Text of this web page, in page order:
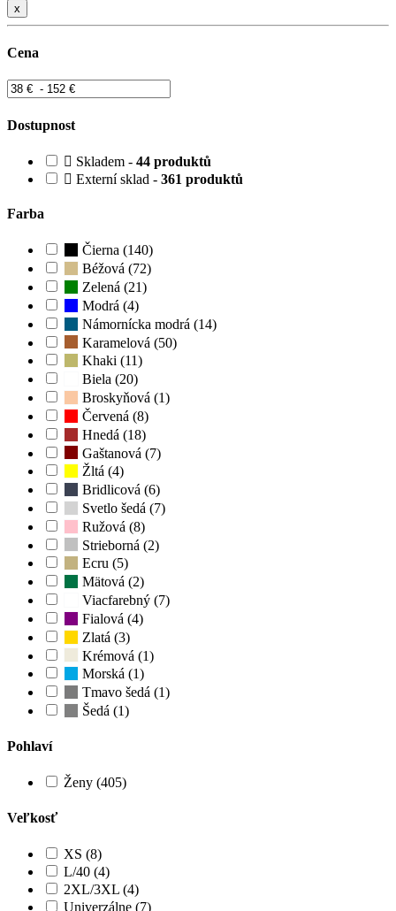
x
Cena
Dostupnost
Skladem - 44 produktů
Externí sklad - 361 produktů
Farba
Čierna (140)
Béžová (72)
Zelená (21)
Modrá (4)
Námornícka modrá (14)
Karamelová (50)
Khaki (11)
Biela (20)
Broskyňová (1)
Červená (8)
Hnedá (18)
Gaštanová (7)
Žltá (4)
Bridlicová (6)
Svetlo šedá (7)
Ružová (8)
Strieborná (2)
Ecru (5)
Mätová (2)
Viacfarebný (7)
Fialová (4)
Zlatá (3)
Krémová (1)
Morská (1)
Tmavo šedá (1)
Šedá (1)
Pohlaví
Ženy (405)
Veľkosť
XS (8)
L/40 (4)
2XL/3XL (4)
Univerzálne (7)